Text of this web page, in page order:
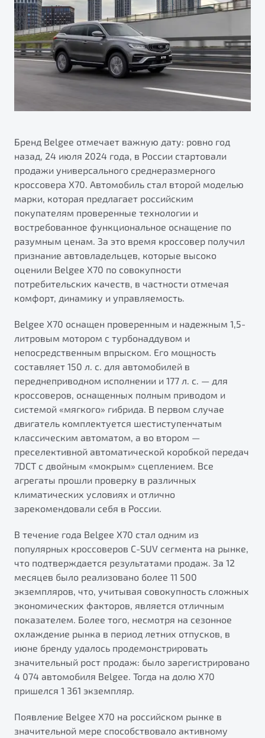
Яркий кроссовер
от 2 219 990 ₽*
Элегантный и практичный седан
от 1 699 990 ₽*
Обзор В наличии
X70
Универсальный кроссовер
от 2 499 990 ₽*
Обзор В наличии
Автокредит
Трейд-ин
Страхование
Расчет КАСКО
Узнайте о специальных выгодах при покупке
автомобиля Belgee
Подробно
Автомобили в наличии
Тест-драйв
Автокредит
Спецпредложения
ПОДДЕРЖКА
Гарантия Belgee
Belgee Линк
Belgee Клуб
Клиентская поддержка
Помощь на дорогах
Будьте еще более уверены на дорогах с программой
"Помощь на дорогах"
Преимущества программы
Запись на сервис
Калькулятор ТО
Клиентская поддержка
О дилерском центре
Правовая информация
Бренд Belgee отмечает важную дату: ровно год
назад, 24 июля 2024 года, в России стартовали
продажи универсального среднеразмерного
кроссовера X70. Автомобиль стал второй моделью
марки, которая предлагает российским
покупателям проверенные технологии и
востребованное функциональное оснащение по
разумным ценам. За это время кроссовер получил
признание автовладельцев, которые высоко
оценили Belgee X70 по совокупности
потребительских качеств, в частности отмечая
комфорт, динамику и управляемость.
Belgee X70 оснащен проверенным и надежным 1,5-
литровым мотором с турбонаддувом и
непосредственным впрыском. Его мощность
составляет 150 л. с. для автомобилей в
переднеприводном исполнении и 177 л. с. — для
кроссоверов, оснащенных полным приводом и
системой «мягкого» гибрида. В первом случае
двигатель комплектуется шестиступенчатым
классическим автоматом, а во втором —
преселективной автоматической коробкой передач
7DCT с двойным «мокрым» сцеплением. Все
агрегаты прошли проверку в различных
климатических условиях и отлично
зарекомендовали себя в России.
В течение года Belgee X70 стал одним из
популярных кроссоверов C-SUV сегмента на рынке,
что подтверждается результатами продаж. За 12
месяцев было реализовано более 11 500
экземпляров, что, учитывая совокупность сложных
экономических факторов, является отличным
показателем. Более того, несмотря на сезонное
охлаждение рынка в период летних отпусков, в
июне бренду удалось продемонстрировать
значительный рост продаж: было зарегистрировано
4 074 автомобиля Belgee. Тогда на долю X70
пришелся 1 361 экземпляр.
Появление Belgee X70 на российском рынке в
значительной мере способствовало активному